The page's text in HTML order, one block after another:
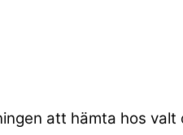
att hämta hos valt